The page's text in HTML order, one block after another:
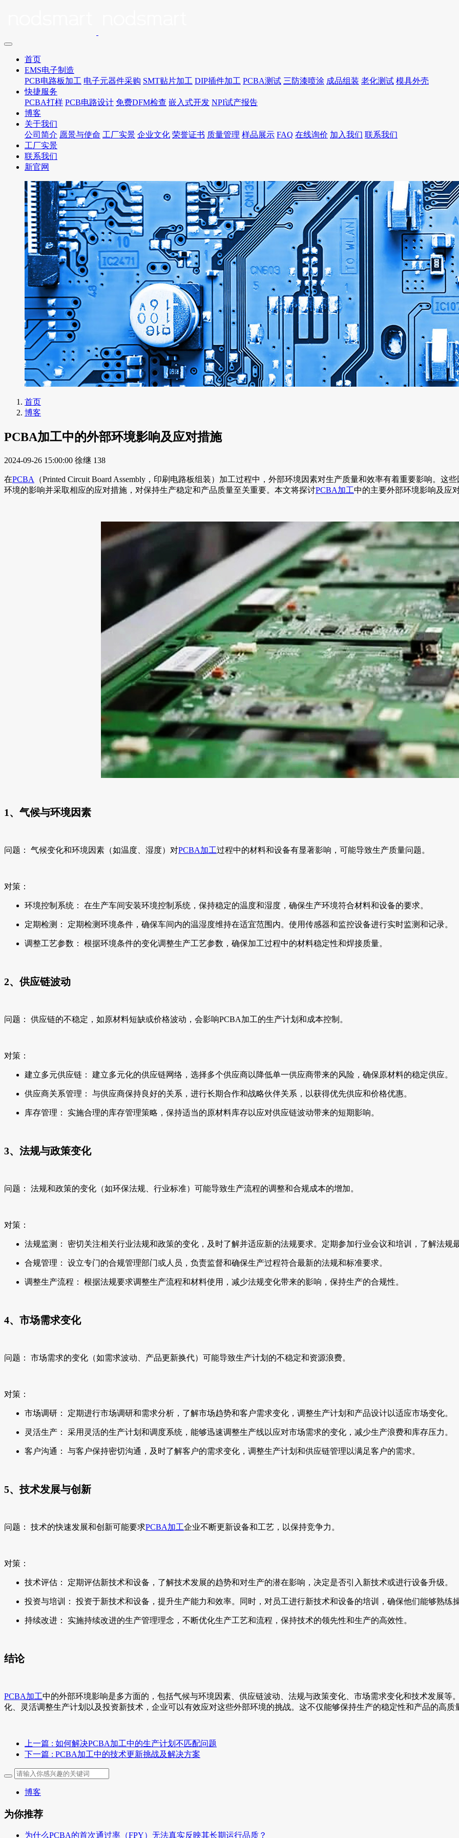
首页
EMS电子制造
PCB电路板加工 电子元器件采购 SMT贴片加工 DIP插件加工 PCBA测试 三防漆喷涂 成品组装 老化测试 模具外壳
快捷服务
PCBA打样 PCB电路设计 免费DFM检查 嵌入式开发 NPI试产报告
博客
关于我们
公司简介 愿景与使命 工厂实景 企业文化 荣誉证书 质量管理 样品展示 FAQ 在线询价 加入我们 联系我们
工厂实景
联系我们
新官网
首页
博客
PCBA加工中的外部环境影响及应对措施
2024-09-26 15:00:00 徐继 138
在PCBA
（Printed Circuit Board Assembly，印刷电路板组装）加工过程中，外部环境因素对生产质量和效率有着重要影响。
环境的影响并采取相应的应对措施，对保持生产稳定和产品质量至关重要。本文将探讨PCBA加工中的主要外部环境影响及应对
1、气候与环境因素
问题： 气候变化和环境因素（如温度、湿度）对PCBA加工过程中的材料和设备有显著影响，可能导致生产质量问题。
对策：
环境控制系统： 在生产车间安装环境控制系统，保持稳定的温度和湿度，确保生产环境符合材料和设备的要求。
定期检测： 定期检测环境条件，确保车间内的温湿度维持在适宜范围内。使用传感器和监控设备进行实时监测和记录。
调整工艺参数： 根据环境条件的变化调整生产工艺参数，确保加工过程中的材料稳定性和焊接质量。
2、供应链波动
问题： 供应链的不稳定，如原材料短缺或价格波动，会影响PCBA加工的生产计划和成本控制。
对策：
建立多元供应链： 建立多元化的供应链网络，选择多个供应商以降低单一供应商带来的风险，确保原材料的稳定供应。
供应商关系管理： 与供应商保持良好的关系，进行长期合作和战略伙伴关系，以获得优先供应和价格优惠。
库存管理： 实施合理的库存管理策略，保持适当的原材料库存以应对供应链波动带来的短期影响。
3、法规与政策变化
问题： 法规和政策的变化（如环保法规、行业标准）可能导致生产流程的调整和合规成本的增加。
对策：
法规监测： 密切关注相关行业法规和政策的变化，及时了解并适应新的法规要求。定期参加行业会议和培训，了解法规
合规管理： 设立专门的合规管理部门或人员，负责监督和确保生产过程符合最新的法规和标准要求。
调整生产流程： 根据法规要求调整生产流程和材料使用，减少法规变化带来的影响，保持生产的合规性。
4、市场需求变化
问题： 市场需求的变化（如需求波动、产品更新换代）可能导致生产计划的不稳定和资源浪费。
对策：
市场调研： 定期进行市场调研和需求分析，了解市场趋势和客户需求变化，调整生产计划和产品设计以适应市场变化。
灵活生产： 采用灵活的生产计划和调度系统，能够迅速调整生产线以应对市场需求的变化，减少生产浪费和库存压力。
客户沟通： 与客户保持密切沟通，及时了解客户的需求变化，调整生产计划和供应链管理以满足客户的需求。
5、技术发展与创新
问题： 技术的快速发展和创新可能要求PCBA加工企业不断更新设备和工艺，以保持竞争力。
对策：
技术评估： 定期评估新技术和设备，了解技术发展的趋势和对生产的潜在影响，决定是否引入新技术或进行设备升级。
投资与培训： 投资于新技术和设备，提升生产能力和效率。同时，对员工进行新技术和设备的培训，确保他们能够熟练
持续改进： 实施持续改进的生产管理理念，不断优化生产工艺和流程，保持技术的领先性和生产的高效性。
结论
PCBA加工中的外部环境影响是多方面的，包括气候与环境因素、供应链波动、法规与政策变化、市场需求变化和技术发展
化、灵活调整生产计划以及投资新技术，企业可以有效应对这些外部环境的挑战。这不仅能够保持生产的稳定性和产品的高质
上一篇 : 如何解决PCBA加工中的生产计划不匹配问题
下一篇 : PCBA加工中的技术更新挑战及解决方案
博客
为你推荐
为什么PCBA的首次通过率（FPY）无法真实反映其长期运行品质？